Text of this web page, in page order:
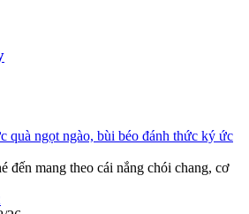
quà ngọt ngào, bùi béo đánh thức ký ức
đến mang theo cái nắng chói chang, cơ